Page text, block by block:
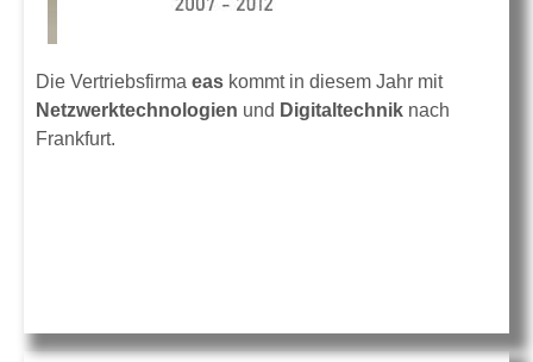
Die Vertriebsfirma eas kommt in diesem Jahr mit
Netzwerktechnologien und Digitaltechnik nach
Frankfurt.